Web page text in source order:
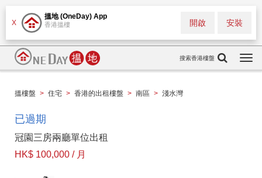
X
搵地 (OneDay) App
香港搵樓 安裝
開啟
搜索香港樓盤
搵樓盤 > 住宅 > 香港的出租樓盤 > 南區 > 淺水灣
已過期
冠園三房兩廳單位出租
HK$ 100,000 / 月